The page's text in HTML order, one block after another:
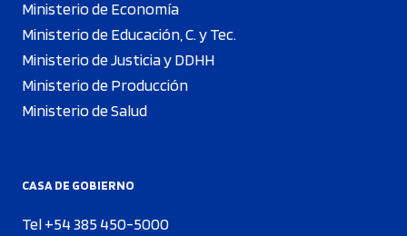
Ministerio de Economía
Ministerio de Educación, C. y Tec.
Ministerio de Justicia y DDHH
Ministerio de Producción
Ministerio de Salud
CASA DE GOBIERNO
Tel +54 385 450-5000